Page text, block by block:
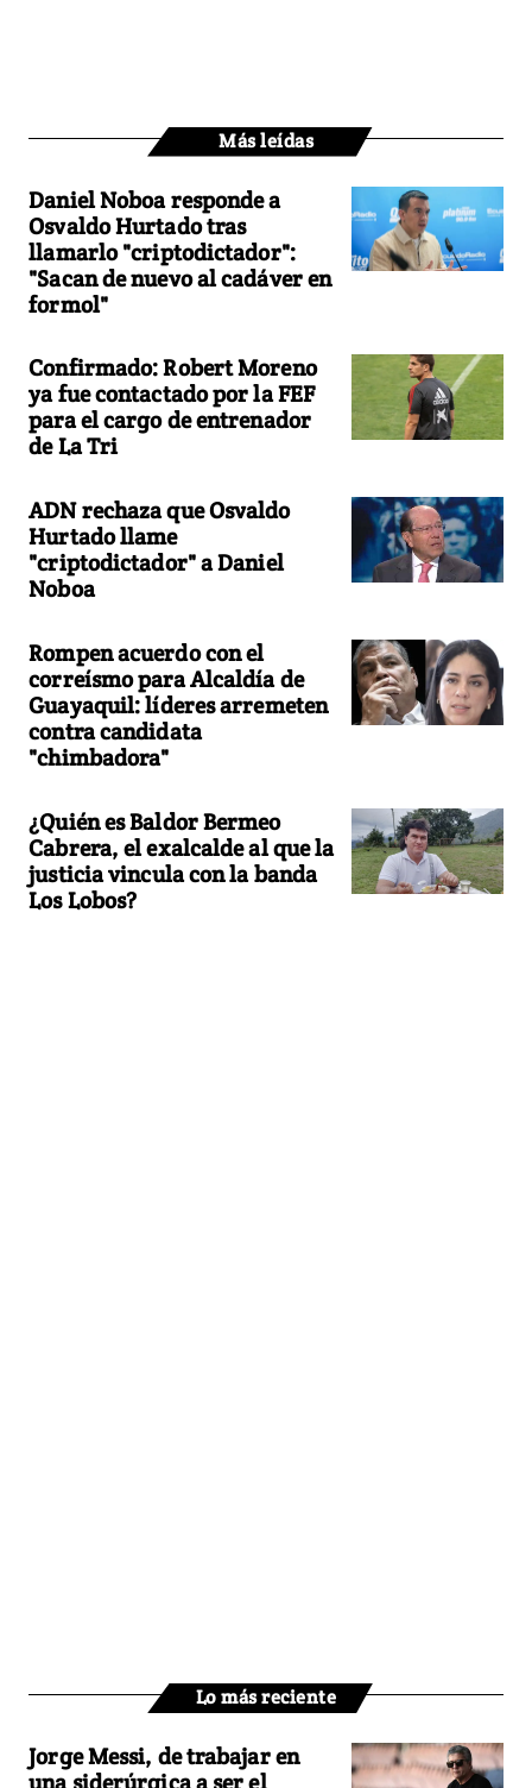
Más leídas
Daniel Noboa responde a
Osvaldo Hurtado tras
llamarlo "criptodictador":
"Sacan de nuevo al cadáver en
formol"
Confirmado: Robert Moreno
ya fue contactado por la FEF
para el cargo de entrenador
de La Tri
ADN rechaza que Osvaldo
Hurtado llame
"criptodictador" a Daniel
Noboa
Rompen acuerdo con el
correísmo para Alcaldía de
Guayaquil: líderes arremeten
contra candidata
"chimbadora"
¿Quién es Baldor Bermeo
Cabrera, el exalcalde al que la
justicia vincula con la banda
Los Lobos?
Lo más reciente
Jorge Messi, de trabajar en